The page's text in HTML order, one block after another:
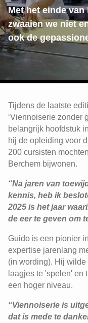
Met het einde
zwaaien we niet
ook de
Tijdens de laatste
‘Viennoiserie zonder
belangrijk hoofdstuk
hij de opleiding voor
200 cursisten
Berchem bijwonen.
“Na jaren van
kennis, heb ik
2025 is het jaar
de eer te geven om
Guido is een pionier
expertise jarenlang
(in wording). Hij
laagjes te 'spelen' en
een hoger niveau.
“Viennoiserie is
dat is mede te